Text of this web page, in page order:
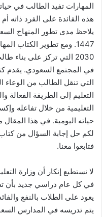
المهارات تفيد الطالب في
هذه الفائدة على الفرد ذاته
يلاحظ مدى تطور المنهاج
1447. ومع تطوير الكتاب
2030 التي تركز على
في المجتمع السعودي. يقدم
التي تنقل الطالب من الوعاء
التعليم إلى الطريقة
التعليمية من خلال تفاعله
حياته اليومية. في هذا المقال
لكم حل إجابة السؤال من
فتابعوا معنا.
لا نستطيع إنكار أن وزارة
في كل عام دراسي جديد بأن
يعود على الطلاب بالنفع
يتم تدريسه في المدارس